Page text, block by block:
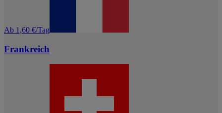
Ab 1,60 €/Tag
Frankreich